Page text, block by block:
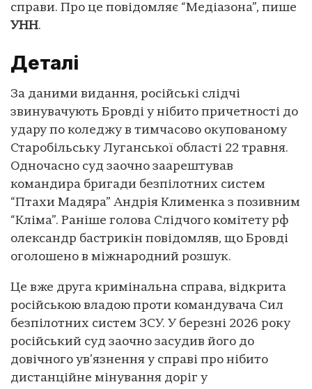
справи. Про це повідомляє “Медіазона”, пише
УНН.
Деталі
За даними видання, російські слідчі
звинувачують Бровді у нібито причетності до
удару по коледжу в тимчасово окупованому
Старобільську Луганської області 22 травня.
Одночасно суд заочно заарештував
командира бригади безпілотних систем
“Птахи Мадяра” Андрія Клименка з позивним
“Кліма”. Раніше голова Слідчого комітету рф
олександр бастрикін повідомляв, що Бровді
оголошено в міжнародний розшук.
Це вже друга кримінальна справа, відкрита
російською владою проти командувача Сил
безпілотних систем ЗСУ. У березні 2026 року
російський суд заочно засудив його до
довічного ув’язнення у справі про нібито
дистанційне мінування доріг у